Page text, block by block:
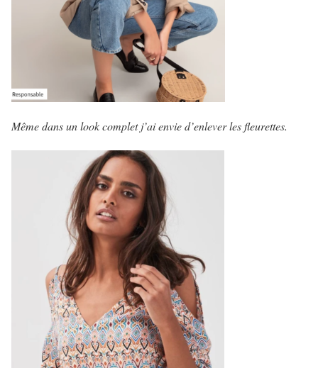
Même dans un look complet j’ai envie d’enlever les fleurettes.